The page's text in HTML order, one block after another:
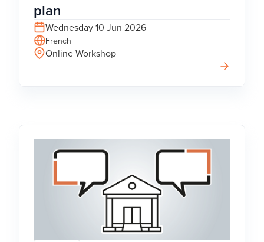
plan
Wednesday 10 Jun 2026
French
Online Workshop